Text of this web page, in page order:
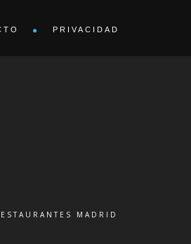
PRIVACIDAD
MADRID